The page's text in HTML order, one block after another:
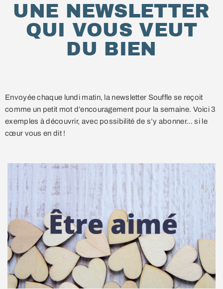
UNE NEWSLETTER
QUI VOUS VEUT
DU BIEN
Envoyée chaque lundi matin, la newsletter Souffle se reçoit
comme un petit mot d’encouragement pour la semaine. Voici 3
exemples à découvrir, avec possibilité de s’y abonner… si le
cœur vous en dit !